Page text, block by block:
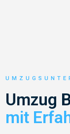
Umzug
mit